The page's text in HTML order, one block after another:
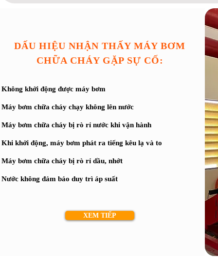
DẤU HIỆU NHẬN THẤY MÁY BƠM
CHỮA CHÁY GẶP SỰ CỐ:
Không khởi động được máy bơm
Máy bơm chữa cháy chạy không lên nước
Máy bơm chữa cháy bị rò rỉ nước khi vận hành
Khi khởi động, máy bơm phát ra tiếng kêu lạ và to
Máy bơm chữa cháy bị rò rỉ dầu, nhớt
Nước không đảm bảo duy trì áp suất
XEM TIẾP